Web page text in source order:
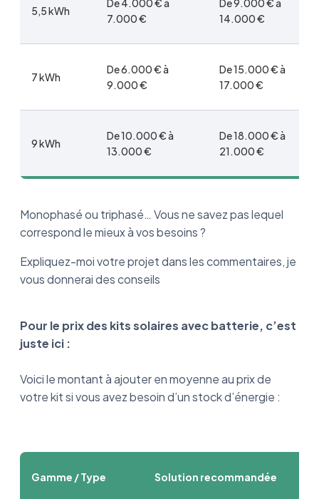
5,5 kWh
De 4.000 € à
7.000 €
De 9.000 € à
14.000 €
7 kWh
De 6.000 € à
9.000 €
De 15.000 € à
17.000 €
9 kWh
De 10.000 € à
13.000 €
De 18.000 € à
21.000 €
Monophasé ou triphasé… Vous ne savez pas lequel
correspond le mieux à vos besoins ?
Expliquez-moi votre projet dans les commentaires, je
vous donnerai des conseils
Pour le prix des kits solaires avec batterie, c’est
juste ici :
Voici le montant à ajouter en moyenne au prix de
votre kit si vous avez besoin d’un stock d’énergie :
Gamme / Type Solution recommandée